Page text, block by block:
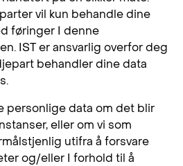
vil kun behandle dine
føringer I denne
IST er ansvarlig overfor deg
behandler dine data
personlige data om det blir
eller om vi som
utifra å forsvare
og/eller I forhold til å